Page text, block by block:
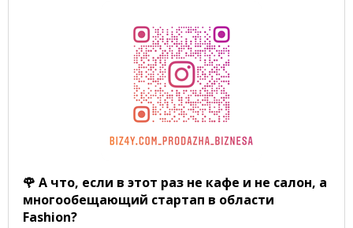
🌹 А что, если в этот раз не кафе и не салон, а
многообещающий стартап в области
Fashion?